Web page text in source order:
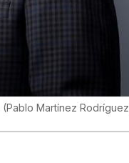
(Pablo Martínez Rodríguez